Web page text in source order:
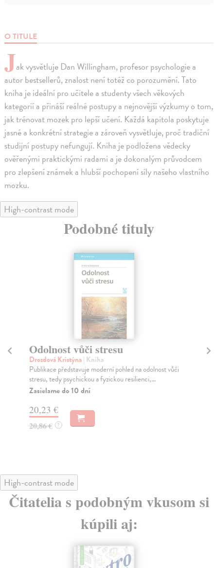
O TITULE
Jak vysvětluje Dan Willingham, profesor psychologie a
autor bestsellerů, znalost není totéž co porozumění. Tato
kniha je ideální pro učitele a studenty všech věkových
kategorií a přináší reálné postupy a nejnovější výzkumy o tom,
jak trénovat mozek pro lepší učení. Každá kapitola poskytuje
jasné a konkrétní strategie a zároveň vysvětluje, proč tradiční
studijní postupy nefungují. Kniha je podložena vědecky
ověřenými praktickými radami a je dokonalým průvodcem
pro zlepšení známek a hlubší pochopení síly našeho vlastního
mozku.
High-contrast mode
Podobné tituly
Závislá na dokonalosti
Kučerová Kristýna| Kniha
„Tato kniha pojednává o stětí zlé čarodějnice.“ Těmito
slovy začíná působivý rozbor psychiky moderní...
Zasielame do 12 dní
20,47 €
21,10 € ?
High-contrast mode
Čitatelia s podobným vkusom si
kúpili aj: